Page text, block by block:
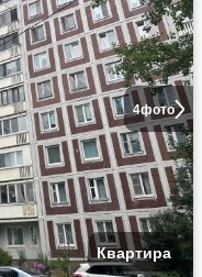
4фото
Квартира